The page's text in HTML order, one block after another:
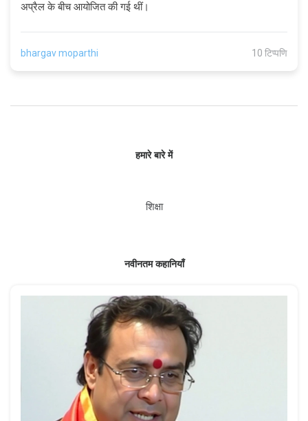
अप्रैल के बीच आयोजित की गई थीं।
bhargav moparthi 10 टिप्पणि
हमारे बारे में
शिक्षा
नवीनतम कहानियाँ